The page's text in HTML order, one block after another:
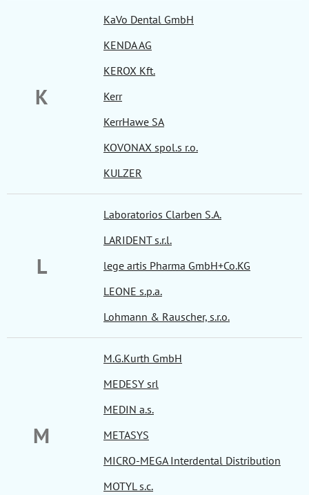
K
KaVo Dental GmbH
KENDA AG
KEROX Kft.
Kerr
KerrHawe SA
KOVONAX spol.s r.o.
KULZER
L
Laboratorios Clarben S.A.
LARIDENT s.r.l.
lege artis Pharma GmbH+Co.KG
LEONE s.p.a.
Lohmann & Rauscher, s.r.o.
M
M.G.Kurth GmbH
MEDESY srl
MEDIN a.s.
METASYS
MICRO-MEGA Interdental Distribution
MOTYL s.c.